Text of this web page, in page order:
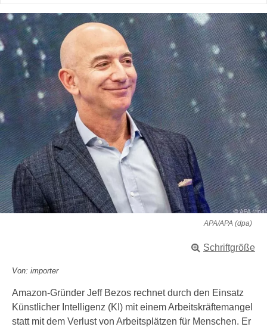
APA/APA (dpa)
Schriftgröße
Von: importer
Amazon-Gründer Jeff Bezos rechnet durch den Einsatz
Künstlicher Intelligenz (KI) mit einem Arbeitskräftemangel
statt mit dem Verlust von Arbeitsplätzen für Menschen. Er